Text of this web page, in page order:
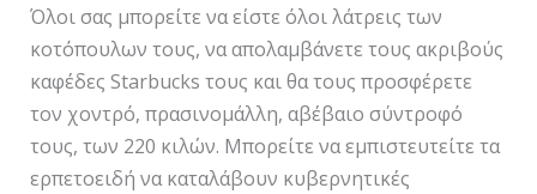
Όλοι σας μπορείτε να είστε όλοι λάτρεις των
κοτόπουλων τους, να απολαμβάνετε τους ακριβούς
καφέδες Starbucks τους και θα τους προσφέρετε
τον χοντρό, πρασινομάλλη, αβέβαιο σύντροφό
τους, των 220 κιλών. Μπορείτε να εμπιστευτείτε τα
ερπετοειδή να καταλάβουν κυβερνητικές